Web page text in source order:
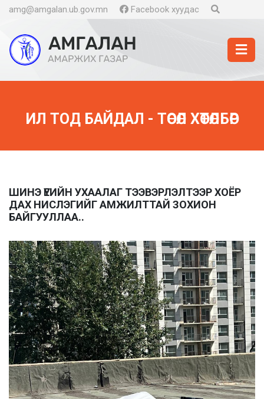
amg@amgalan.ub.gov.mn Facebook хуудас
ИЛ ТОД БАЙДАЛ - ТӨСӨЛ ХӨТӨЛБӨР
ШИНЭ ҮЕИЙН УХААЛАГ ТЭЭВЭРЛЭЛТЭЭР ХОЁР
ДАХ НИСЛЭГИЙГ АМЖИЛТТАЙ ЗОХИОН
БАЙГУУЛЛАА..